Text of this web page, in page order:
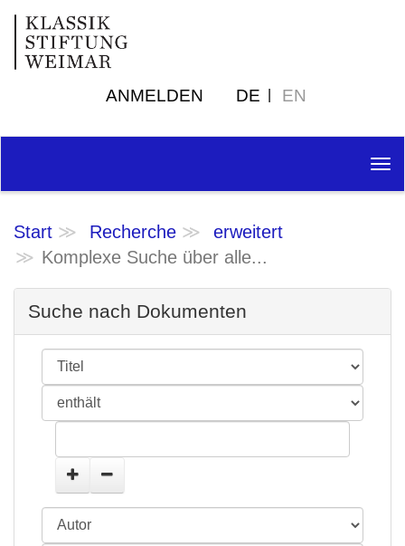
ANMELDEN DE EN
Start Recherche
erweitert
Komplexe Suche über alle...
Suche nach Dokumenten